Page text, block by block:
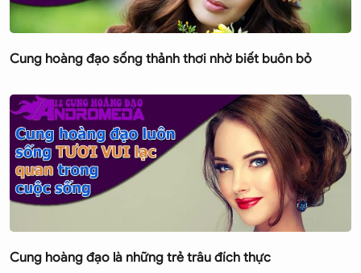
Cung hoàng đạo sống thảnh thơi nhờ biết buôn bỏ
Cung hoàng đạo là những trẻ trâu đích thực